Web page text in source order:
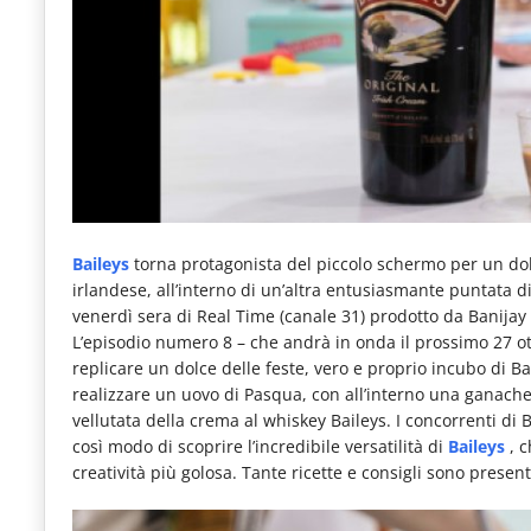
articoli
dei
consumi
fuoricasa,
del
Food
Service
e
tutte
Baileys torna protagonista del piccolo schermo per un
irlandese, all’interno di un’altra entusiasmante puntata di
venerdì sera di Real Time (canale 31) prodotto da Banijay
L’episodio numero 8 – che andrà in onda il prossimo
replicare un dolce delle feste, vero e proprio incubo di
realizzare un uovo di Pasqua, con all’interno una
vellutata della crema al whiskey Baileys. I concorrenti di
così modo di scoprire l’incredibile versatilità di Baileys ,
creatività più golosa. Tante ricette e consigli sono